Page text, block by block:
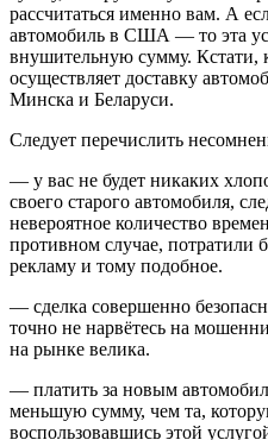
рассчитаться именно вам. А
автомобиль в США — то эта
внушительную сумму. Кстати,
осуществляет доставку
Минска и Беларуси.
Следует перечислить
— у вас не будет никаких
своего старого автомобиля,
невероятное количество
противном случае, потратили
рекламу и тому подобное.
— сделка совершенно
точно не нарвётесь на
на рынке велика.
— платить за новым
меньшую сумму, чем та,
воспользовавшись этой